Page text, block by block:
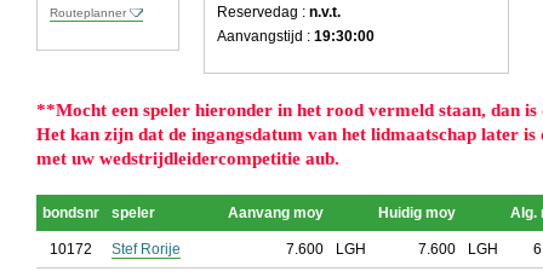
Routeplanner
Reservedag : n.v.t.
Aanvangstijd : 19:30:00
**Mocht een speler hieronder in het rood vermeld staan, dan is
Het kan zijn dat de ingangsdatum van het lidmaatschap later
met uw wedstrijdleidercompetitie aub.
bondsnr speler Aanvang moy Huidig moy Alg.
10172 Stef Rorije 7.600 LGH 7.600 LGH